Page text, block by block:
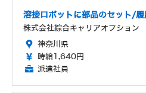
溶接ロボットに部品のセット/履
株式会社綜合キャリアオプション
神奈川県
時給1,640円
派遣社員